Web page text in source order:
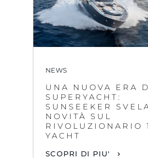
NEWS
UNA NUOVA ERA
SUPERYACHT:
SUNSEEKER
NOVITÀ SUL
RIVOLUZIONARIO
YACHT
SCOPRI DI PIU'
By clicking “Accept All Cookies”, you
marketing efforts.
COOKIES SETTINGS
REJECT ALL